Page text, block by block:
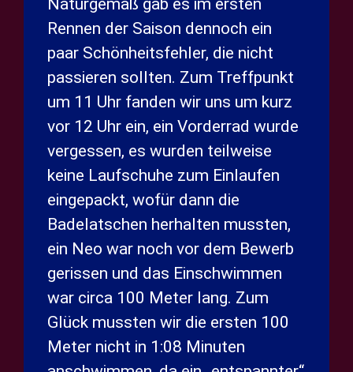
Rennen der Saison dennoch ein
paar Schönheitsfehler, die nicht
passieren sollten. Zum Treffpunkt
um 11 Uhr fanden wir uns um kurz
vor 12 Uhr ein, ein Vorderrad wurde
vergessen, es wurden teilweise
keine Laufschuhe zum Einlaufen
eingepackt, wofür dann die
Badelatschen herhalten mussten,
ein Neo war noch vor dem Bewerb
gerissen und das Einschwimmen
war circa 100 Meter lang. Zum
Glück mussten wir die ersten 100
Meter nicht in 1:08 Minuten